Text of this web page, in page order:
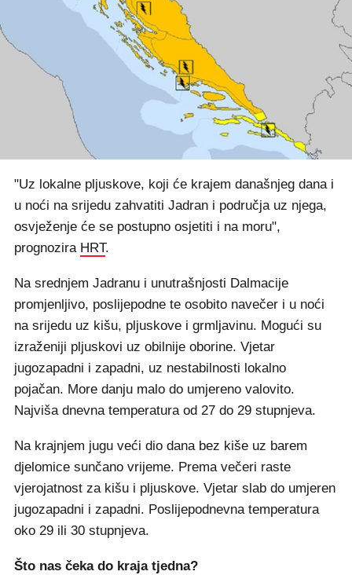
"Uz lokalne pljuskove, koji će krajem današnjeg dana i
u noći na srijedu zahvatiti Jadran i područja uz njega,
osvježenje će se postupno osjetiti i na moru",
prognozira HRT.
Na srednjem Jadranu i unutrašnjosti Dalmacije
promjenljivo, poslijepodne te osobito navečer i u noći
na srijedu uz kišu, pljuskove i grmljavinu. Mogući su
izraženiji pljuskovi uz obilnije oborine. Vjetar
jugozapadni i zapadni, uz nestabilnosti lokalno
pojačan. More danju malo do umjereno valovito.
Najviša dnevna temperatura od 27 do 29 stupnjeva.
Na krajnjem jugu veći dio dana bez kiše uz barem
djelomice sunčano vrijeme. Prema večeri raste
vjerojatnost za kišu i pljuskove. Vjetar slab do umjeren
jugozapadni i zapadni. Poslijepodnevna temperatura
oko 29 ili 30 stupnjeva.
Što nas čeka do kraja tjedna?